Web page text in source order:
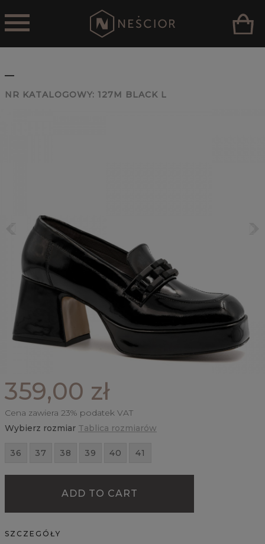
NR KATALOGOWY: 127M BLACK L
359,00 zł
Cena zawiera 23% podatek VAT
Wybierz rozmiar Tablica rozmiarów
36 37 38 39 40 41
ADD TO CART
SZCZEGÓŁY